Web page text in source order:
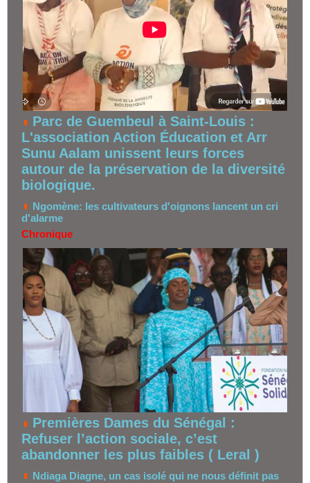
Parc de Guembeul à Saint-Louis :
L'association Action Éducation et Arr
Sunu Aalam unissent leurs forces
autour de la préservation de la diversité
biologique.
Ngomène: les cultivateurs d'oignons lancent un cri
d'alarme
Chronique
Premières Dames du Sénégal :
Refuser l’action sociale, c’est
abandonner les plus faibles ( Leral )
Ndiaga Diagne, un cas isolé qui ne nous définit pas